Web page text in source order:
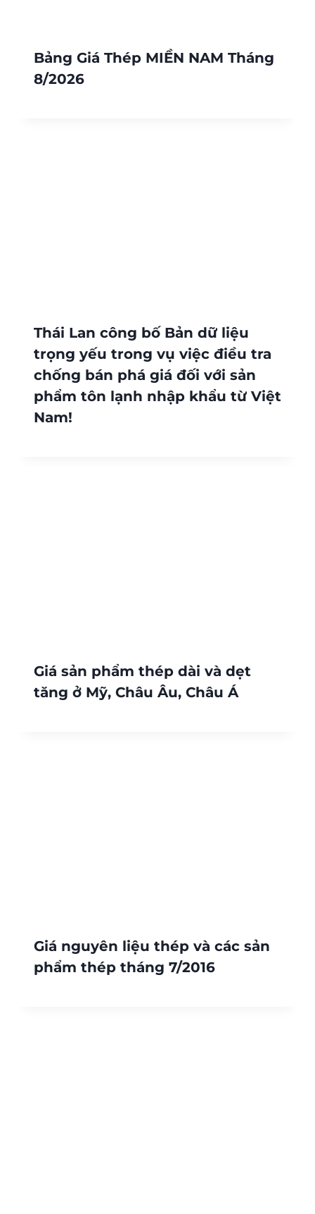
Bảng Giá Thép MIỀN NAM Tháng
8/2026
Thái Lan công bố Bản dữ liệu
trọng yếu trong vụ việc điều tra
chống bán phá giá đối với sản
phẩm tôn lạnh nhập khẩu từ Việt
Nam!
Giá sản phẩm thép dài và dẹt
tăng ở Mỹ, Châu Âu, Châu Á
Giá nguyên liệu thép và các sản
phẩm thép tháng 7/2016